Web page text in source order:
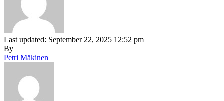
Last updated: September 22, 2025 12:52 pm
By
Petri Mäkinen